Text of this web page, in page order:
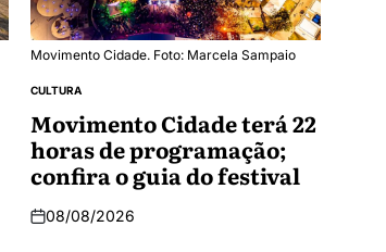
Movimento Cidade. Foto: Marcela Sampaio
CULTURA
Movimento Cidade terá 22
horas de programação;
confira o guia do festival
08/08/2026